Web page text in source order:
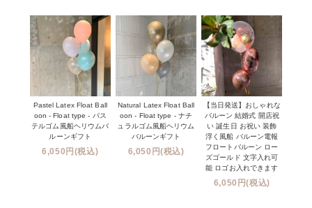
Pastel Latex Float Ball
oon - Float type - パス
テルゴム風船ヘリウムバ
ルーンギフト
6,050円(税込)
Natural Latex Float Ball
oon - Float type - ナチ
ュラルゴム風船ヘリウム
バルーンギフト
6,050円(税込)
【当日発送】おしゃれな
バルーン 結婚式 開店祝
い 誕生日 お祝い 装飾
浮く風船 バルーン電報
フロートバルーン ロー
ズゴールド 文字入れ可
能 ロゴお入れできます
6,050円(税込)